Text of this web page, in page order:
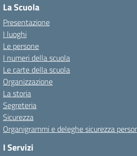
La Scuola
Presentazione
I luoghi
Le persone
I numeri della scuola
Le carte della scuola
Organizzazione
La storia
Segreteria
Sicurezza
Organigrammi e deleghe sicurezza
I Servizi